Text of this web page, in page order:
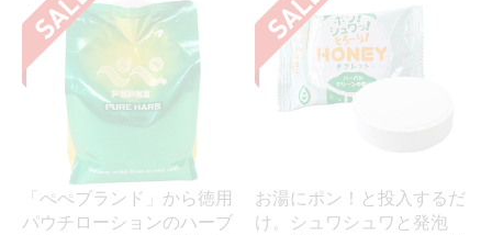
「ぺぺブランド」から徳用
パウチローションのハーブ
お湯にポン！と投入するだ
け。シュワシュワと発泡